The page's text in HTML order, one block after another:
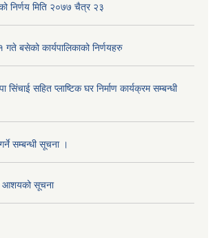
निर्णय मिति २०७७ चैत्र २३
बसेको कार्यपालिकाको निर्णयहरु
सि‌ंचाई सहित प्लाष्टिक घर निर्माण कार्यक्रम सम्बन्धी
सम्बन्धी सूचना ।
आशयको सूचना